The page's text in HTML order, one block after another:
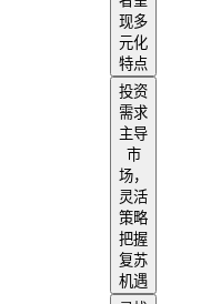
现多
元化
特点
投资
需求
主导
市
场，
灵活
策略
把握
复苏
机遇